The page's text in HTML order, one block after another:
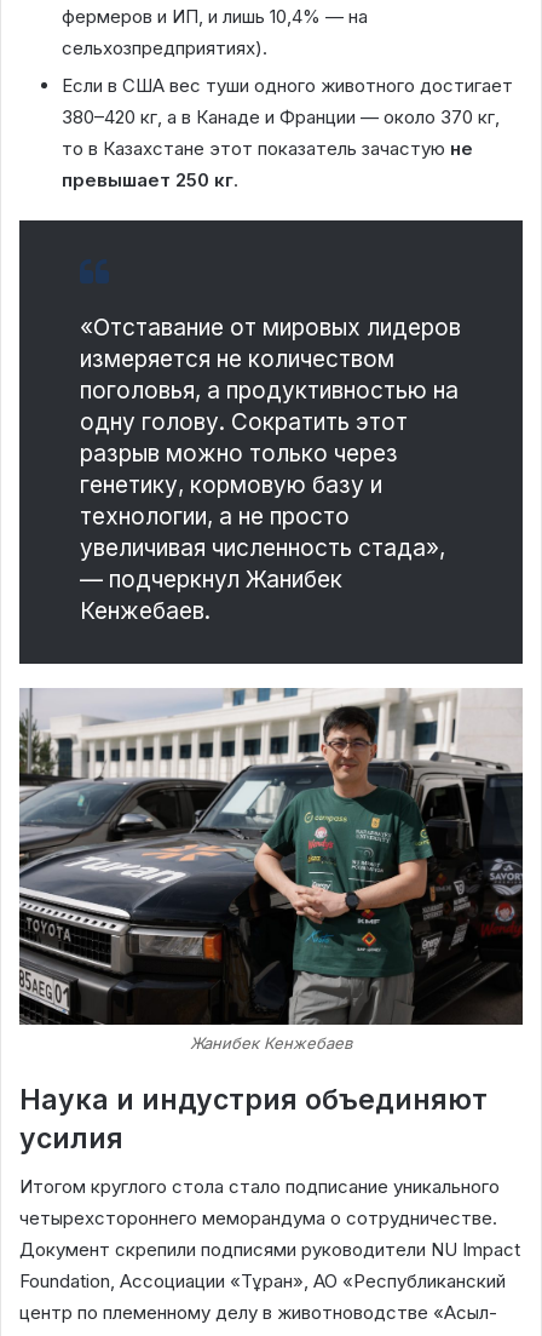
фермеров и ИП, и лишь 10,4% — на
сельхозпредприятиях).
Если в США вес туши одного животного достигает
380–420 кг, а в Канаде и Франции — около 370 кг,
то в Казахстане этот показатель зачастую не
превышает 250 кг.
«Отставание от мировых лидеров
измеряется не количеством
поголовья, а продуктивностью на
одну голову. Сократить этот
разрыв можно только через
генетику, кормовую базу и
технологии, а не просто
увеличивая численность стада»,
— подчеркнул Жанибек
Кенжебаев.
Жанибек Кенжебаев
Наука и индустрия объединяют
усилия
Итогом круглого стола стало подписание уникального
четырехстороннего меморандума о сотрудничестве.
Документ скрепили подписями руководители NU Impact
Foundation, Ассоциации «Тұран», АО «Республиканский
центр по племенному делу в животноводстве «Асыл-